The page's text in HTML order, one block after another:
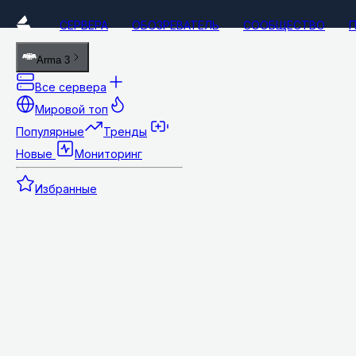
СЕРВЕРА ОБОЗРЕВАТЕЛЬ СООБЩЕСТВО
Arma 3
Все сервера
Мировой топ
Популярные
Тренды
Новые
Мониторинг
Избранные